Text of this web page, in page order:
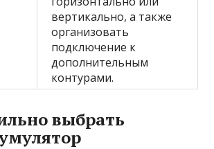
вертикально, а также
организовать
подключение к
дополнительным
контурами.
выбрать